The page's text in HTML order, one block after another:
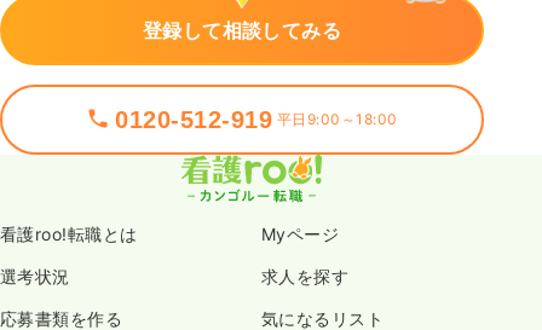
登録して相談してみる
0120-512-919 平日9:00～18:00
看護roo!転職とは Myページ
選考状況 求人を探す
応募書類を作る 気になるリスト